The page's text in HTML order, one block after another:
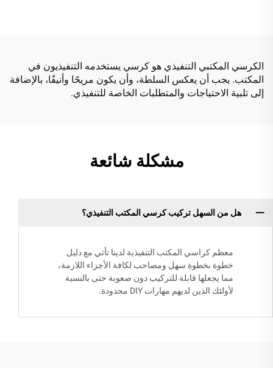
الكرسي المكتبي التنفيذي هو كرسي يستخدمه التنفيذيون في
المكتب. يجب أن يعكس السلطة، وأن يكون مريحًا وأنيقًا، بالإضافة
إلى تلبية الاحتياجات والمتطلبات الخاصة للتنفيذي.
مشكلة شائعة
هل من السهل تركيب كرسي المكتب التنفيذي؟
معظم كراسي المكتب التنفيذية لدينا تأتي مع دليل
خطوة بخطوة سهل ومصاحب لكافة الأجزاء اللازمة،
مما يجعلها قابلة للتركيب دون صعوبة حتى بالنسبة
لأولئك الذين لديهم مهارات DIY محدودة.